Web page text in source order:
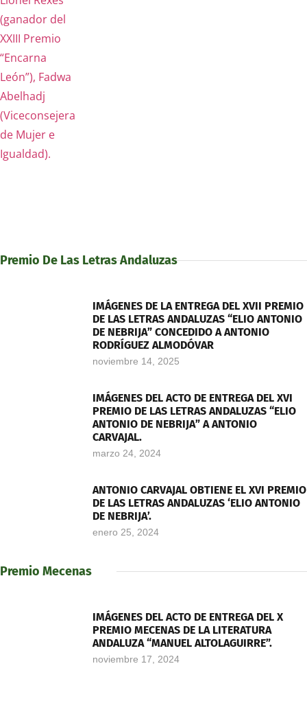
Premio De Las Letras Andaluzas
IMÁGENES DE LA ENTREGA DEL XVII PREMIO
DE LAS LETRAS ANDALUZAS “ELIO ANTONIO
DE NEBRIJA” CONCEDIDO A ANTONIO
RODRÍGUEZ ALMODÓVAR
noviembre 14, 2025
IMÁGENES DEL ACTO DE ENTREGA DEL XVI
PREMIO DE LAS LETRAS ANDALUZAS “ELIO
ANTONIO DE NEBRIJA” A ANTONIO
CARVAJAL.
marzo 24, 2024
ANTONIO CARVAJAL OBTIENE EL XVI PREMIO
DE LAS LETRAS ANDALUZAS ‘ELIO ANTONIO
DE NEBRIJA’.
enero 25, 2024
Premio Mecenas
IMÁGENES DEL ACTO DE ENTREGA DEL X
PREMIO MECENAS DE LA LITERATURA
ANDALUZA “MANUEL ALTOLAGUIRRE”.
noviembre 17, 2024